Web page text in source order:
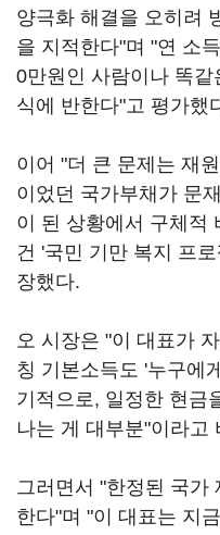
양극화 해결을 오히려
을 지적한다"며 "연 소
0만원인 사람이나 똑
식에 반한다"고 평가했
이어 "더 큰 문제는 재
이었던 국가부채가 문
이 된 상황에서 구체적
건 '국민 기만 복지 프
장했다.
오 시장은 "이 대표가
칭 기본소득도 '누구에
기적으로, 일정한 현금
나는 게 대부분"이라고
그러면서 "한정된 국가
한다"며 "이 대표는 지